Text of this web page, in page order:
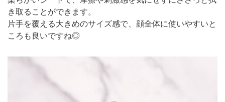
き取ることができます。
片手を覆える大きめのサイズ感で、顔全体に使いやすいと
ころも良いですね◎